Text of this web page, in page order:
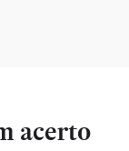
acerto